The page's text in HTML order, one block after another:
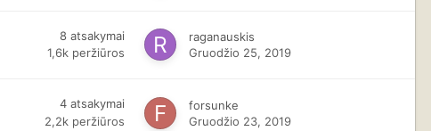
8 atsakymai
1,6k peržiūros
raganauskis
Gruodžio 25, 2019
4 atsakymai
2,2k peržiūros
forsunke
Gruodžio 23, 2019